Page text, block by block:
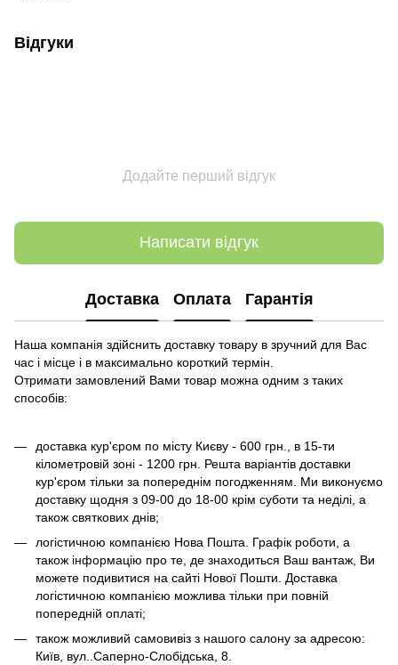
Відгуки
Додайте перший відгук
Написати відгук
Доставка Оплата Гарантія
Наша компанія здійснить доставку товару в зручний для Вас
час і місце і в максимально короткий термін.
Отримати замовлений Вами товар можна одним з таких
способів:
доставка кур'єром по місту Києву - 600 грн., в 15-ти
кілометровій зоні - 1200 грн. Решта варіантів доставки
кур'єром тільки за попереднім погодженням. Ми виконуємо
доставку щодня з 09-00 до 18-00 крім суботи та неділі, а
також святкових днів;
логістичною компанією Нова Пошта. Графік роботи, а
також інформацію про те, де знаходиться Ваш вантаж, Ви
можете подивитися на сайті Нової Пошти. Доставка
логістичною компанією можлива тільки при повній
попередній оплаті;
також можливий самовивіз з нашого салону за адресою:
Київ, вул..Саперно-Слобідська, 8.